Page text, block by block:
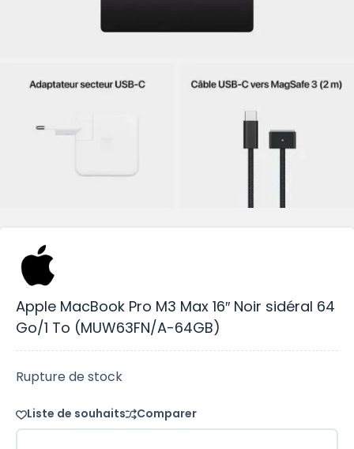
Apple MacBook Pro M3 Max 16″ Noir sidéral 64
Go/1 To (MUW63FN/A-64GB)
Rupture de stock
Liste de souhaits Comparer